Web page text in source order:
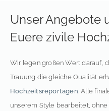
Unser Angebote
Euere zivile
Wir legen großen Wert darauf,
Trauung die gleiche Qualität
Hochzeitsreportagen. Alle
unserem Style bearbeitet,